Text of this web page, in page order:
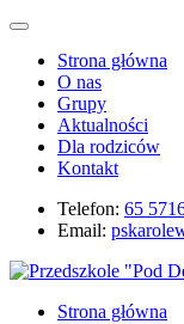
Strona główna
O nas
Grupy
Aktualności
Dla rodziców
Kontakt
Telefon: 65
Email:
Strona główna